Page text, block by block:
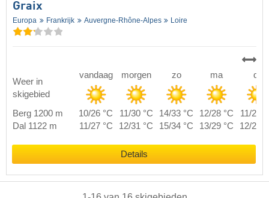
Graix
Europa Frankrijk Auvergne-Rhône-Alpes Loire
Weer in
skigebied
vandaag morgen zo ma di
Berg 1200 m 10/26 °C 11/30 °C 14/33 °C 12/28 °C
11/28
Dal 1122 m
11/27 °C 12/31 °C 15/34 °C 13/29 °C 12/29
Details